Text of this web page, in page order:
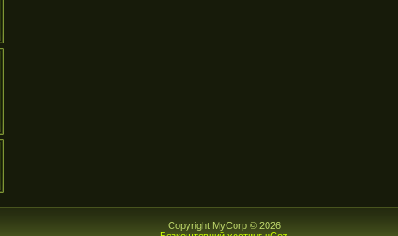
Copyright MyCorp © 2026